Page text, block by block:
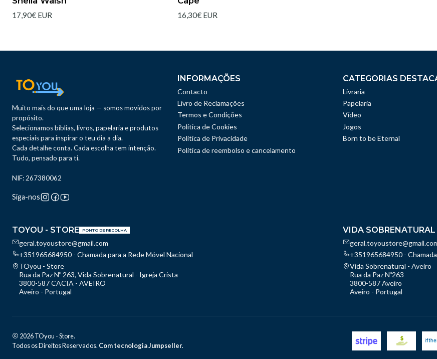
17,90€ EUR 16,30€ EUR
Muito mais do que uma loja — somos movidos por
propósito.
Selecionamos bíblias, livros, papelaria e produtos
especiais para inspirar o teu dia a dia.
Cada detalhe conta. Cada escolha tem intenção.
Tudo, pensado para ti.
NIF: 267380062
Siga-nos
INFORMAÇÕES
Contacto
Livro de Reclamações
Termos e Condições
Política de Cookies
Política de Privacidade
Politica de reembolso e cancelamento
CATEGORIAS
Livraria
Papelaria
Vídeo
Jogos
Born to be Eternal
TOYOU - STORE PONTO DE RECOLHA
geral.toyoustore@gmail.com
+351965684950 - Chamada para a Rede Móvel Nacional
TOyou - Store
Rua da Paz Nº 263, Vida Sobrenatural - Igreja Crista
3800-587 CACIA - AVEIRO
Aveiro - Portugal
VIDA SOBRENATURAL
+351965684950 -
Vida Sobrenatural - Aveiro
Rua da Paz Nº263
3800-587 Aveiro
Aveiro - Portugal
2026 TOyou - Store.
Todos os Direitos Reservados. Com tecnologia Jumpseller.